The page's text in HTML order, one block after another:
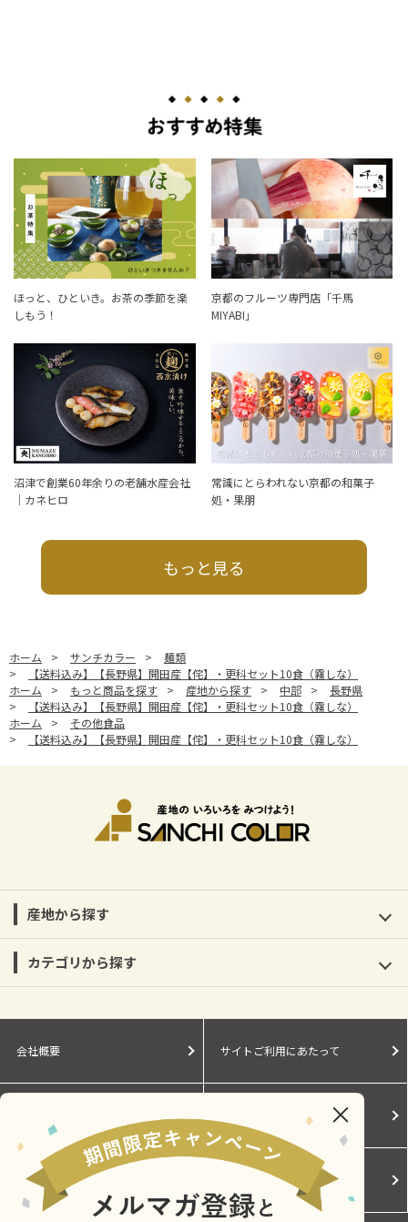
ほっと、ひといき。お茶の季節を楽
しもう！
京都のフルーツ専門店「千馬
MIYABI」
沼津で創業60年余りの老舗水産会社
｜カネヒロ
常識にとらわれない京都の和菓子
処・果朋
もっと見る
ホーム > サンチカラー >
麺類
>
【送料込み】【長野県】開田産【侘】・更科セット10食（霧しな）
ホーム
> もっと商品を探す > 産地から探す > 中部 >
長野県
>
【送料込み】【長野県】開田産【侘】・更科セット10食（霧しな）
ホーム
>
その他食品
>
【送料込み】【長野県】開田産【侘】・更科セット10食（霧しな）
産地から探す
カテゴリから探す
会社概要 サイトご利用にあたって
Cookieポリシー ご利用規約